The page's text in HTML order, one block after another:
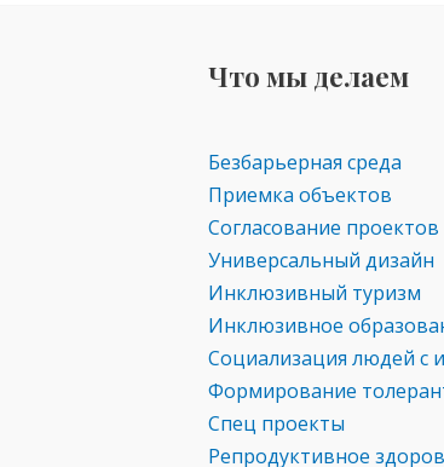
Что мы делаем
Безбарьерная среда
Приемка объектов
Согласование проектов
Универсальный дизайн
Инклюзивный туризм
Инклюзивное
Социализация людей с
Формирование
Спец проекты
Репродуктивное